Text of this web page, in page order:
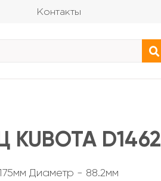
Контакты
D1462
Диаметр - 88.2мм